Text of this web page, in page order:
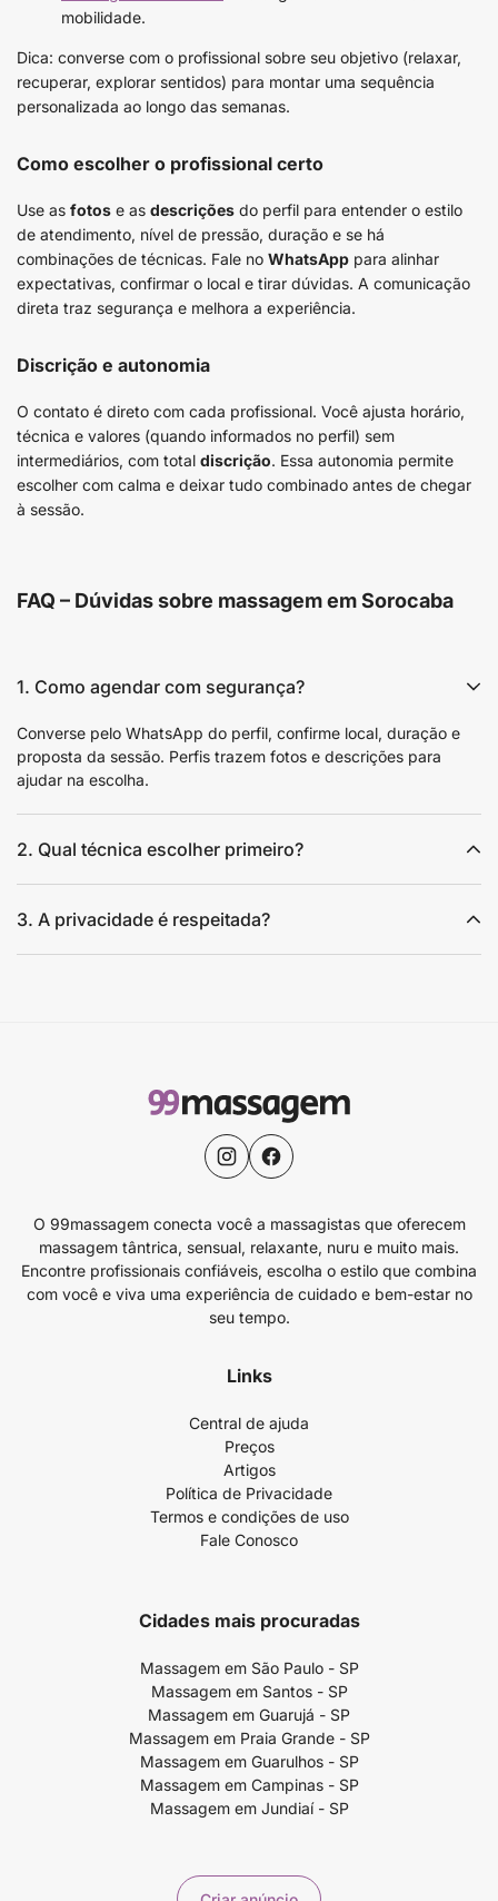
mobilidade.
Dica: converse com o profissional sobre seu objetivo (relaxar,
recuperar, explorar sentidos) para montar uma sequência
personalizada ao longo das semanas.
Como escolher o profissional certo
Use as fotos e as descrições do perfil para entender o estilo
de atendimento, nível de pressão, duração e se há
combinações de técnicas. Fale no WhatsApp para alinhar
expectativas, confirmar o local e tirar dúvidas. A comunicação
direta traz segurança e melhora a experiência.
Discrição e autonomia
O contato é direto com cada profissional. Você ajusta horário,
técnica e valores (quando informados no perfil) sem
intermediários, com total discrição. Essa autonomia permite
escolher com calma e deixar tudo combinado antes de chegar
à sessão.
FAQ – Dúvidas sobre massagem em Sorocaba
1. Como agendar com segurança?
Converse pelo WhatsApp do perfil, confirme local, duração e
proposta da sessão. Perfis trazem fotos e descrições para
ajudar na escolha.
2. Qual técnica escolher primeiro?
3. A privacidade é respeitada?
O 99massagem conecta você a massagistas que oferecem
massagem tântrica, sensual, relaxante, nuru e muito mais.
Encontre profissionais confiáveis, escolha o estilo que combina
com você e viva uma experiência de cuidado e bem-estar no
seu tempo.
Links
Central de ajuda
Preços
Artigos
Política de Privacidade
Termos e condições de uso
Fale Conosco
Cidades mais procuradas
Massagem em São Paulo - SP
Massagem em Santos - SP
Massagem em Guarujá - SP
Massagem em Praia Grande - SP
Massagem em Guarulhos - SP
Massagem em Campinas - SP
Massagem em Jundiaí - SP